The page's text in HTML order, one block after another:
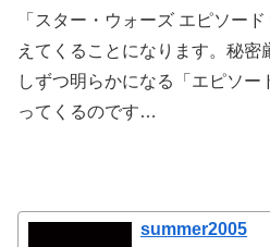
「スター・ウォーズ エピソー
えてくることになります。秘
しずつ明らかになる「エピソ
ってくるのです…
summer2005